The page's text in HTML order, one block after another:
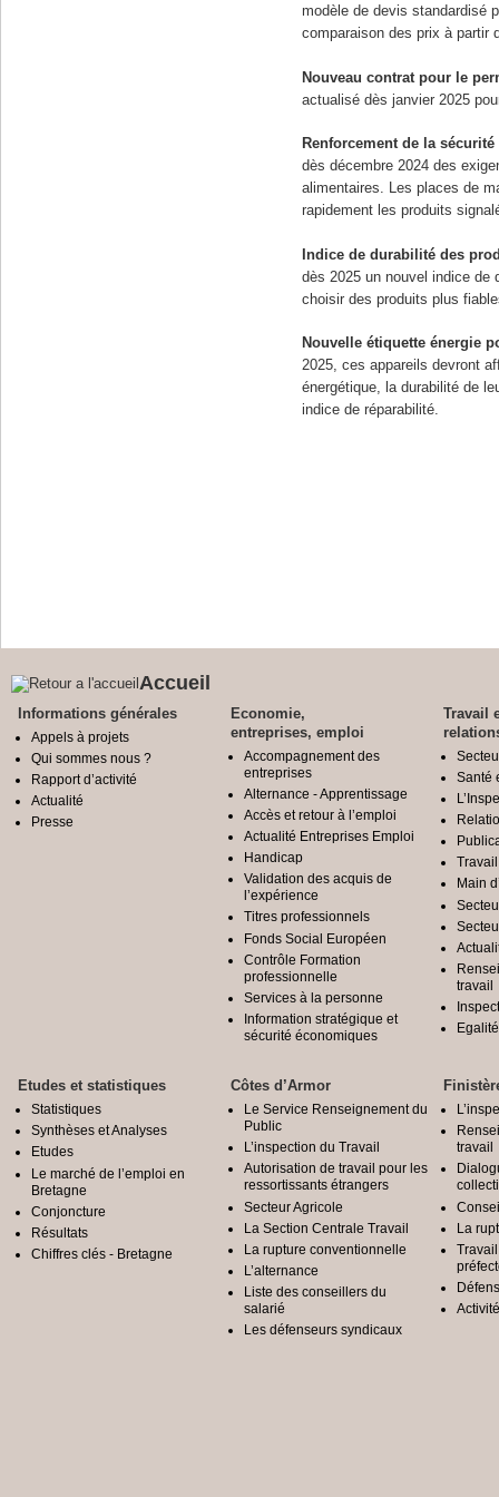
modèle de devis standardisé
comparaison des prix à partir
Nouveau contrat pour le
actualisé dès janvier 2025
Renforcement de la
dès décembre 2024 des
alimentaires. Les places de
rapidement les produits
Indice de durabilité des
dès 2025 un nouvel indice de
choisir des produits plus
Nouvelle étiquette énergie
2025, ces appareils devront
énergétique, la durabilité de
indice de réparabilité.
Accueil
Informations générales
Appels à projets
Qui sommes nous ?
Rapport d’activité
Actualité
Presse
Economie,
entreprises, emploi
Accompagnement des
entreprises
Alternance - Apprentissage
Accès et retour à l’emploi
Actualité Entreprises Emploi
Handicap
Validation des acquis de
l’expérience
Titres professionnels
Fonds Social Européen
Contrôle Formation
professionnelle
Services à la personne
Information stratégique et
sécurité économiques
Travail
Santé
Main
travail
Etudes et statistiques
Statistiques
Synthèses et Analyses
Etudes
Le marché de l’emploi en
Bretagne
Conjoncture
Résultats
Chiffres clés - Bretagne
Côtes d’Armor
Le Service Renseignement du
Public
L’inspection du Travail
Autorisation de travail pour les
ressortissants étrangers
Secteur Agricole
La Section Centrale Travail
La rupture conventionnelle
L’alternance
Liste des conseillers du
salarié
Les défenseurs syndicaux
travail
La